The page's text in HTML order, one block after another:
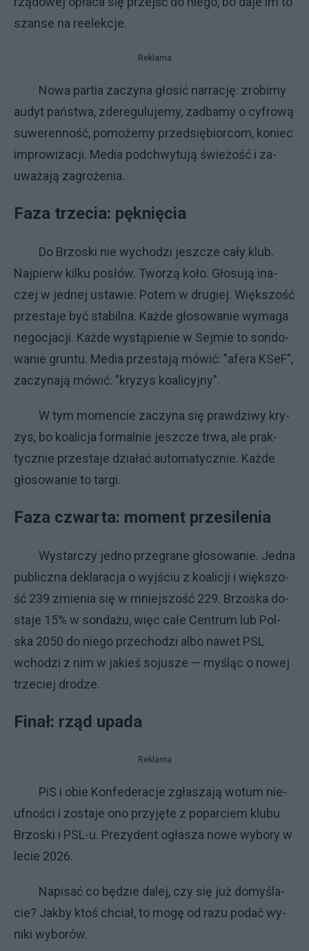
szan­se na re­elek­cje.
Reklama
No­wa par­tia za­czy­na gło­sić nar­ra­cję: zro­bi­my
au­dyt pań­stwa, zde­re­gu­lu­je­my, za­dba­my o cy­fro­wą
su­we­ren­no­ść, po­mo­że­my przed­się­bior­com, ko­niec
im­pro­wi­za­cji. Me­dia pod­chwy­tu­ją świe­żo­ść i za­
uwa­ża­ją za­gro­że­nia.
Fa­za trze­cia: pęk­nię­cia
Do Brzo­ski nie wy­cho­dzi jesz­cze ca­ły klub.
Naj­pierw kil­ku po­słów. Two­rzą ko­ło. Gło­su­ją ina­
czej w jed­nej usta­wie. Po­tem w dru­giej. Więk­szo­ść
prze­sta­je być sta­bil­na. Każ­de gło­so­wa­nie wy­ma­ga
ne­go­cja­cji. Każ­de wy­stą­pie­nie w Sej­mie to son­do­
wa­nie grun­tu. Me­dia prze­sta­ją mó­wić: "afe­ra KSeF",
za­czy­na­ją mó­wić: "kry­zys ko­ali­cyj­ny".
W tym mo­men­cie za­czy­na się praw­dzi­wy kry­
zys, bo ko­ali­cja for­mal­nie jesz­cze trwa, ale prak­
tycz­nie prze­sta­je dzia­łać au­to­ma­tycz­nie. Każ­de
gło­so­wa­nie to tar­gi.
Fa­za czwar­ta: mo­ment prze­si­le­nia
Wy­star­czy jed­no prze­gra­ne gło­so­wa­nie. Jed­na
pu­blicz­na de­kla­ra­cja o wyj­ściu z ko­ali­cji i więk­szo­
ść 239 zmie­nia się w mniej­szo­ść 229. Brzo­ska do­
sta­je 15% w son­da­żu, więc ca­łe Cen­trum lub Pol­
ska 2050 do nie­go prze­cho­dzi al­bo na­wet PSL
wcho­dzi z nim w ja­kieś so­ju­sze — my­śląc o no­wej
trze­ciej dro­dze.
Fi­nał: rząd upa­da
Reklama
PiS i obie Kon­fe­de­ra­cje zgła­sza­ją wo­tum nie­
uf­no­ści i zo­sta­je ono przy­ję­te z po­par­ciem klu­bu
Brzo­ski i PSL-u. Pre­zy­dent ogła­sza no­we wy­bo­ry w
le­cie 2026.
Na­pi­sać co bę­dzie da­lej, czy się już do­my­śla­
cie? Jak­by ktoś chciał, to mo­gę od ra­zu po­dać wy­
ni­ki wy­bo­rów.